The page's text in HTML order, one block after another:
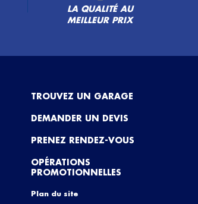
LA QUALITÉ AU
MEILLEUR PRIX
TROUVEZ UN GARAGE
DEMANDER UN DEVIS
PRENEZ RENDEZ-VOUS
OPÉRATIONS
PROMOTIONNELLES
Plan du site